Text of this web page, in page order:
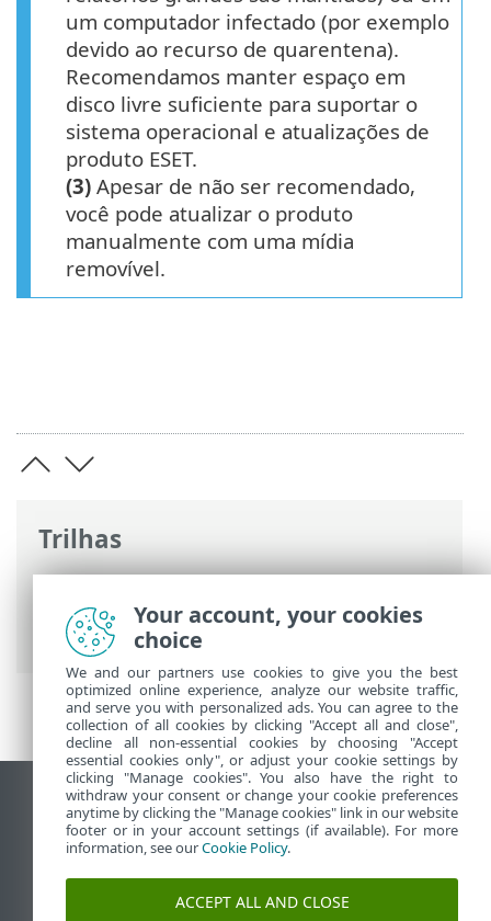
Trilhas
Ajuda on-line ESET>ESET Endpoint
Security >Especificações > Requisitos do
sistema
um computador infectado (por exemplo
devido ao recurso de quarentena).
Recomendamos manter espaço em
disco livre suficiente para suportar o
sistema operacional e atualizações de
produto ESET.
(3) Apesar de não ser recomendado,
você pode atualizar o produto
manualmente com uma mídia
removível.
Ver site para desktop
End of Life
Base de conhecimento ESET
Your account, your cookies
choice
We and our partners use cookies to give you the best
optimized online experience, analyze our website traffic,
and serve you with personalized ads. You can agree to the
collection of all cookies by clicking "Accept all and close",
decline all non-essential cookies by choosing "Accept
essential cookies only", or adjust your cookie settings by
clicking "Manage cookies". You also have the right to
withdraw your consent or change your cookie preferences
anytime by clicking the "Manage cookies" link in our website
footer or in your account settings (if available). For more
information, see ourCookie Policy.
ACCEPT ALL AND CLOSE